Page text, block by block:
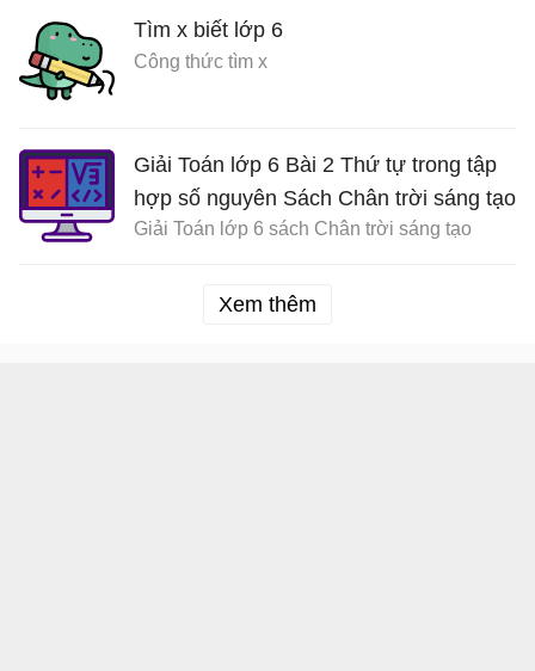
Tìm x biết lớp 6
Công thức tìm x
Giải Toán lớp 6 Bài 2 Thứ tự trong tập
hợp số nguyên Sách Chân trời sáng tạo
Giải Toán lớp 6 sách Chân trời sáng tạo
Xem thêm